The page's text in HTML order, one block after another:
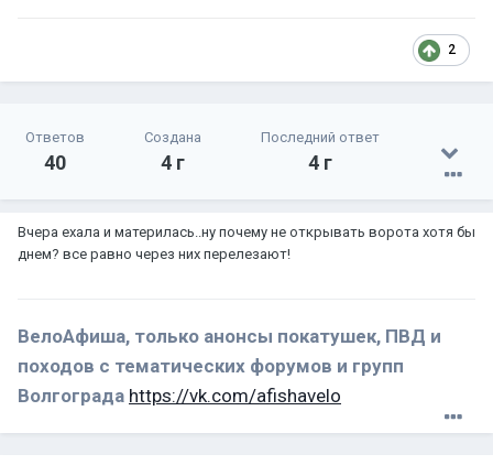
2
Ответов
40
Создана
4 г
Последний ответ
4 г
Вчера ехала и материлась..ну почему не открывать ворота хотя бы
днем? все равно через них перелезают!
ВелоАфиша, только анонсы покатушек, ПВД и
походов с тематических форумов и групп
Волгограда https://vk.com/afishavelo